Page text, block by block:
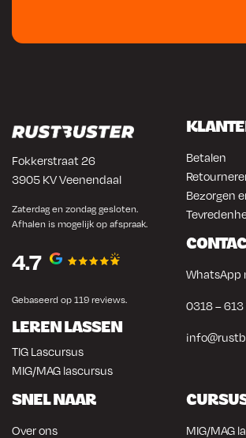
Fokkerstraat 26
3905 KV Veenendaal
Zaterdag en zondag gesloten.
Afhalen is mogelijk op afspraak.
4.7
Gebaseerd op 119 reviews.
LEREN LASSEN
TIG Lascursus
MIG/MAG lascursus
Betalen
Bezorgen
WhatsApp
0318 –
SNEL NAAR
Over ons MIG/MAG